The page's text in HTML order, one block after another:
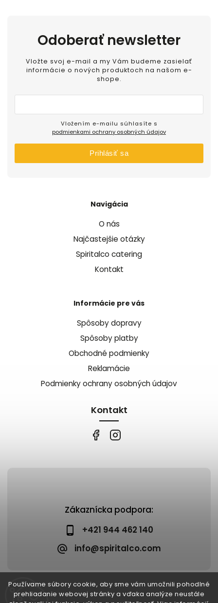
Používame súbory cookie, aby sme vám umožnili pohodlné
prehliadanie webovej stránky a vďaka analýze neustále
Zákaznícka podpora:
+421 944 462 140
info@spiritalco.com
Navigácia
O nás
Najčastejšie otázky
Spiritalco catering
Kontakt
Informácie pre vás
Spôsoby dopravy
Spôsoby platby
Obchodné podmienky
Reklamácie
Podmienky ochrany osobných údajov
Kontakt
Odoberať newsletter
Vložte svoj e-mail a my Vám budeme zasielať
informácie o nových produktoch na našom e-
shope.
podmienkami ochrany osobných údajov
Prihlásiť sa